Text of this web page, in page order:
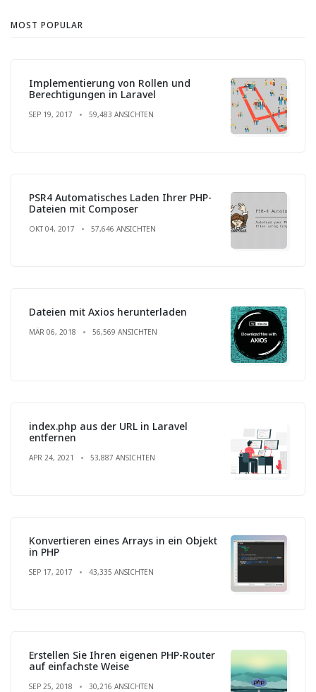
MOST POPULAR
Implementierung von Rollen und
Berechtigungen in Laravel
SEP 19, 2017 59,483 ANSICHTEN
PSR4 Automatisches Laden Ihrer PHP-
Dateien mit Composer
OKT 04, 2017 57,646 ANSICHTEN
Dateien mit Axios herunterladen
MÄR 06, 2018 56,569 ANSICHTEN
index.php aus der URL in Laravel
entfernen
APR 24, 2021 53,887 ANSICHTEN
Konvertieren eines Arrays in ein Objekt
in PHP
SEP 17, 2017 43,335 ANSICHTEN
Erstellen Sie Ihren eigenen PHP-Router
auf einfachste Weise
SEP 25, 2018 30,216 ANSICHTEN